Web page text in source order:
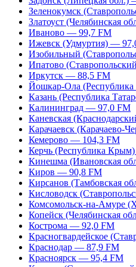
Зеленокумск
Златоуст (Челябинская
Иваново — 99,7 FM
Ижевск (Удмуртия) —
Изобильный
Ипатово
Иркутск — 88,5 FM
Йошкар-Ола
Казань (Республика
Калининград — 97,0 FM
Каневская
Карачаевск (Карачаево-
Кемерово — 104,3 FM
Керчь (Республика
Кинешма (Ивановская
Киров — 90,8 FM
Кирсанов (Тамбовская
Кисловодск
Комсомольск-на-Амуре
Копейск (Челябинская
Кострома — 92,0 FM
Красногвардейское
Краснодар — 87,9 FM
Красноярск — 95,4 FM